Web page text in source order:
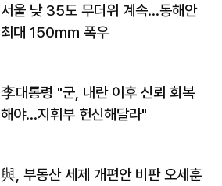
서울 낮 35도 무더위 계속…동해안
최대 150㎜ 폭우
李대통령 "군, 내란 이후 신뢰 회복
해야…지휘부 헌신해달라"
與, 부동산 세제 개편안 비판 오세훈